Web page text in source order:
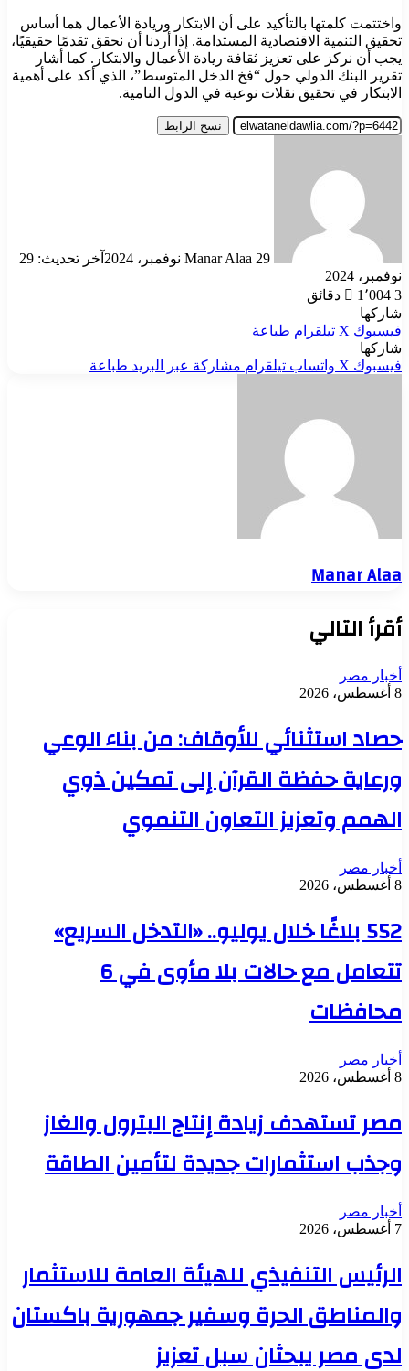
واختتمت كلمتها بالتأكيد على أن الابتكار وريادة الأعمال هما أساس
تحقيق التنمية الاقتصادية المستدامة. إذا أردنا أن نحقق تقدمًا حقيقيًا،
يجب أن نركز على تعزيز ثقافة ريادة الأعمال والابتكار. كما أشار
تقرير البنك الدولي حول “فخ الدخل المتوسط”، الذي أكد على أهمية
الابتكار في تحقيق نقلات نوعية في الدول النامية.
نسخ الرابط
Manar Alaa 29 نوفمبر، 2024
آخر تحديث: 29
نوفمبر، 2024
1٬004 3 دقائق
شاركها
فيسبوك ‫X تيلقرام طباعة
شاركها
فيسبوك ‫X واتساب تيلقرام مشاركة عبر البريد طباعة
Manar Alaa
أقرأ التالي
أخبار مصر
8 أغسطس، 2026
حصاد استثنائي للأوقاف: من بناء الوعي
ورعاية حفظة القرآن إلى تمكين ذوي
الهمم وتعزيز التعاون التنموي
أخبار مصر
8 أغسطس، 2026
552 بلاغًا خلال يوليو.. «التدخل السريع»
تتعامل مع حالات بلا مأوى في 6
محافظات
أخبار مصر
8 أغسطس، 2026
مصر تستهدف زيادة إنتاج البترول والغاز
وجذب استثمارات جديدة لتأمين الطاقة
أخبار مصر
7 أغسطس، 2026
الرئيس التنفيذي للهيئة العامة للاستثمار
والمناطق الحرة وسفير جمهورية باكستان
لدى مصر يبحثان سبل تعزيز